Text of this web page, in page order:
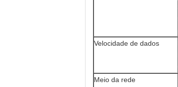
Velocidade de dados
Meio da rede